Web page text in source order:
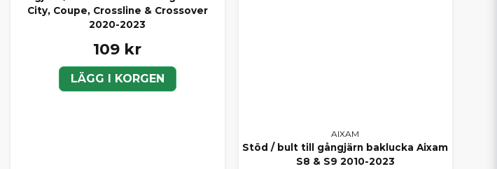
City, Coupe, Crossline & Crossover
2020-2023
109 kr
LÄGG I KORGEN
AIXAM
Stöd / bult till gångjärn baklucka Aixam
S8 & S9 2010-2023